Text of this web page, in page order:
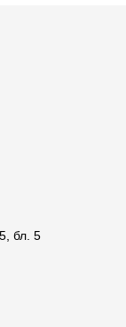
бл. 5